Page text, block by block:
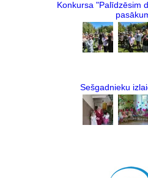
Konkursa "Palīdzēsim
Sešgadnieku